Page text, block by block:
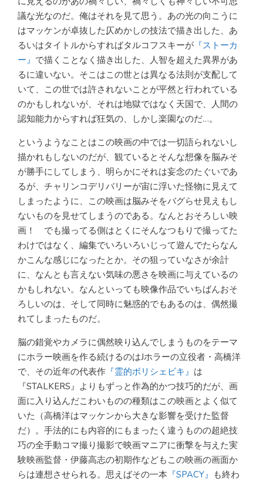
議な光なのだ。俺はそれを見て思う。あの光の向こうに
はマッケンが卓抜した仄めかしの技法で描き出した、あ
るいはタイトルからすればタルコフスキーが 『ストーカ
ー』 で描くことなく描き出した、人智を超えた異界があ
るに違いない。そこはこの世とは異なる法則が支配して
いて、この世では許されないことが平然と行われている
のかもしれないが、それは地獄ではなく天国で、人間の
認知能力からすれば狂気の、しかし楽園なのだ…。
というようなことはこの映画の中では一切語られないし
描かれもしないのだが、観ているとそんな想像を脳みそ
が勝手にしてしまう、明らかにそれは妄念のたぐいであ
るが、チャリンコデリバリーが宙に浮いた怪物に見えて
しまったように、この映画は脳みそをバグらせ見えもし
ないものを見せてしまうのである。なんとおそろしい映
画！ でも撮ってる側はとくにそんなつもりで撮ってた
わけではなく、編集でいろいろいじって遊んでたらなん
かこんな感じになったとか。その狙っていなさが余計
に、なんとも言えない気味の悪さを映画に与えているの
かもしれない。なんといっても映像作品でいちばんおそ
ろしいのは、そして同時に魅惑的でもあるのは、偶然撮
れてしまったものだ。
脳の錯覚やカメラに偶然映り込んでしまうものをテーマ
にホラー映画を作る続けるのはJホラーの立役者・高橋洋
で、その近年の代表作 『霊的ボリシェビキ』 は
『STALKERS』よりもずっと作為的かつ技巧的だが、画
面に入り込んだこわいものの種類はこの映画とよく似て
いた（高橋洋はマッケンから大きな影響を受けた監督
だ）。手法的にも内容的にもまったく違うものの超絶技
巧の全手動コマ撮り撮影で映画マニアに衝撃を与えた実
験映画監督・伊藤高志の初期作などもこの映画の画面か
らは連想させられる。思えばその一本 『SPACY』 も終わ